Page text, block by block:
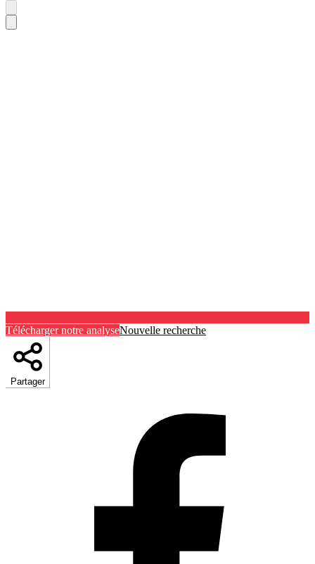
Télécharger notre analyseNouvelle recherche
Partager